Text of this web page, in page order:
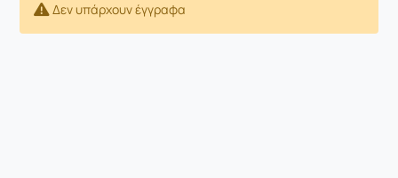
Δεν υπάρχουν έγγραφα